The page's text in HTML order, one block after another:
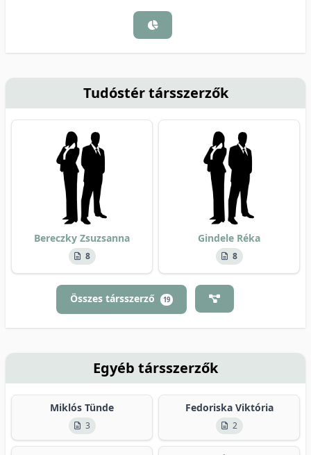
Tudóstér társszerzők
Bereczky Zsuzsanna
8
Gindele Réka
8
Összes társszerző 19
Egyéb társszerzők
Miklós Tünde
3
Fedoriska Viktória
2